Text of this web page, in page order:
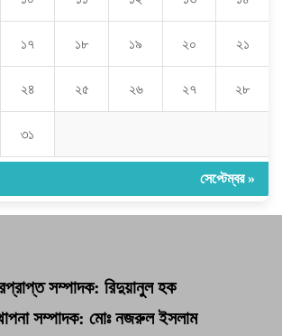
১৭ ১৮ ১৯ ২০ ২১
২৪ ২৫ ২৬ ২৭ ২৮
৩১
সেপ্টেম্বর »
সম্পাদক: রিদুয়ানুল হক
সম্পাদক: মোঃ নজরুল ইসলাম